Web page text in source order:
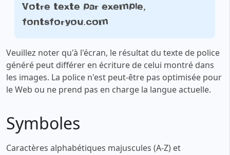
Votre texte par exemple,
fontsforyou.com
Veuillez noter qu'à l'écran, le résultat du texte de police
généré peut différer en écriture de celui montré dans
les images. La police n'est peut-être pas optimisée pour
le Web ou ne prend pas en charge la langue actuelle.
Symboles
Caractères alphabétiques majuscules (A-Z) et